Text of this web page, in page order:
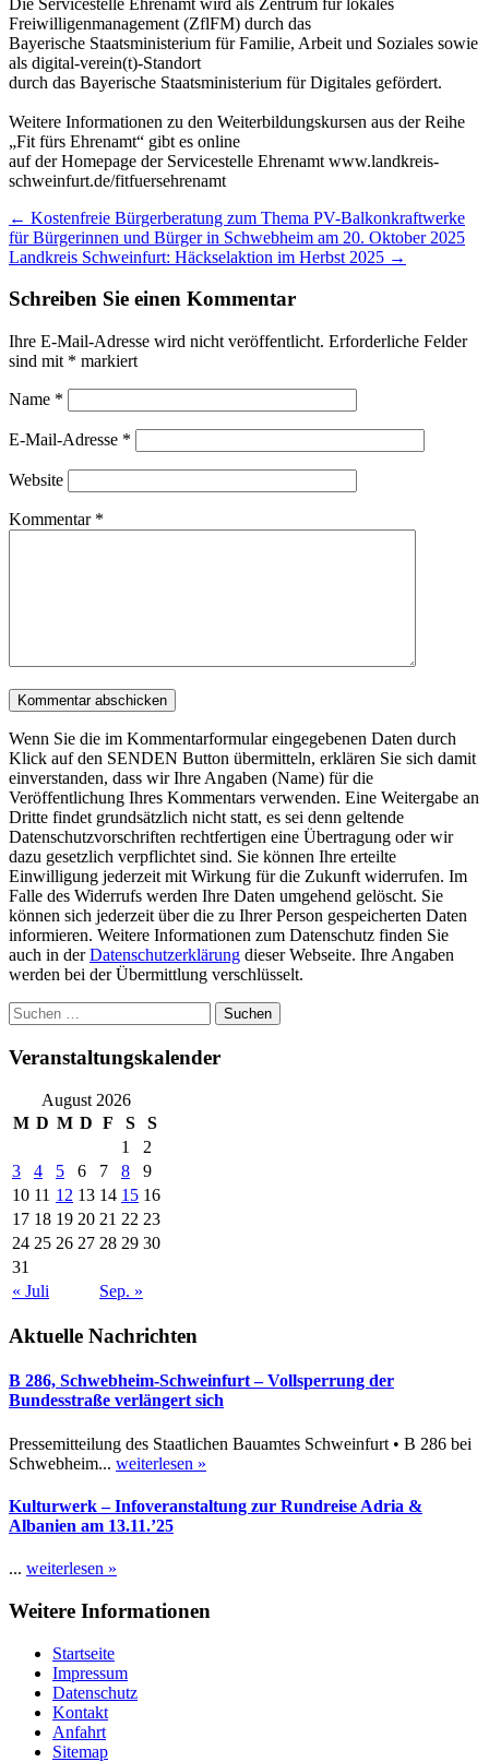
Freiwilligenmanagement (ZflFM) durch das
Bayerische Staatsministerium für Familie, Arbeit und Soziales sowie
als digital-verein(t)-Standort
durch das Bayerische Staatsministerium für Digitales gefördert.
Weitere Informationen zu den Weiterbildungskursen aus der Reihe
„Fit fürs Ehrenamt“ gibt es online
auf der Homepage der Servicestelle Ehrenamt www.landkreis-
schweinfurt.de/fitfuersehrenamt
Post
navigation
← Kostenfreie Bürgerberatung zum Thema PV-Balkonkraftwerke
für Bürgerinnen und Bürger in Schwebheim am 20. Oktober 2025
Landkreis Schweinfurt: Häckselaktion im Herbst 2025 →
Schreiben Sie einen Kommentar
Ihre E-Mail-Adresse wird nicht veröffentlicht. Erforderliche Felder
sind mit * markiert
Name *
E-Mail-Adresse *
Website
Kommentar *
Wenn Sie die im Kommentarformular eingegebenen Daten durch
Klick auf den SENDEN Button übermitteln, erklären Sie sich damit
einverstanden, dass wir Ihre Angaben (Name) für die
Veröffentlichung Ihres Kommentars verwenden. Eine Weitergabe an
Dritte findet grundsätzlich nicht statt, es sei denn geltende
Datenschutzvorschriften rechtfertigen eine Übertragung oder wir
dazu gesetzlich verpflichtet sind. Sie können Ihre erteilte
Einwilligung jederzeit mit Wirkung für die Zukunft widerrufen. Im
Falle des Widerrufs werden Ihre Daten umgehend gelöscht. Sie
können sich jederzeit über die zu Ihrer Person gespeicherten Daten
informieren. Weitere Informationen zum Datenschutz finden Sie
auch in derDatenschutzerklärung dieser Webseite. Ihre Angaben
werden bei der Übermittlung verschlüsselt.
Suchen
nach:
Veranstaltungskalender
August 2026
M D M D F S
S
1
2
3
4 5 6 7 8
9
10 11 12 13 14 15 16
17 18 19 20 21 22 23
24 25 26 27 28 29 30
31
« Juli
Sep. »
Aktuelle Nachrichten
B 286, Schwebheim-Schweinfurt – Vollsperrung der
Bundesstraße verlängert sich
Pressemitteilung des Staatlichen Bauamtes Schweinfurt • B 286 bei
Schwebheim... weiterlesen »
Kulturwerk – Infoveranstaltung zur Rundreise Adria &
Albanien am 13.11.’25
... weiterlesen »
Weitere Informationen
Startseite
Impressum
Datenschutz
Kontakt
Anfahrt
Sitemap